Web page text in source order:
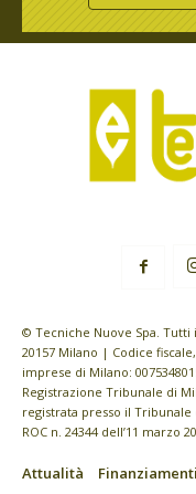
© Tecniche Nuove Spa. Tutti
20157 Milano | Codice
imprese di Milano:
Registrazione Tribunale di
registrata presso il Tribunale
ROC n. 24344 dell’11 marzo
Attualità